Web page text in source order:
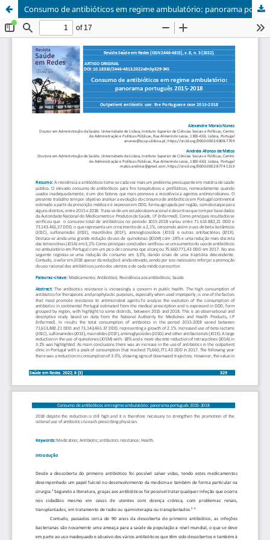
Consumo de antibióticos em regime ambulatório: panorama português 2015-2018